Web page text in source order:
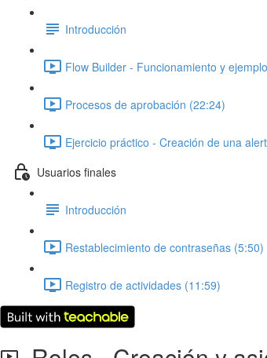
Introducción
Flow Builder - Funcionamiento y
Procesos de aprobación (22:24)
Ejercicio práctico - Creación de una
Usuarios finales
Introducción
Restablecimiento de contraseñas (5:50)
Registro de actividades (11:59)